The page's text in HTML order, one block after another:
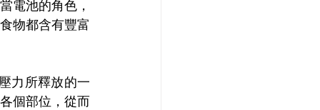
電池的角色，
物都含有豐富
力所釋放的一
個部位，從而